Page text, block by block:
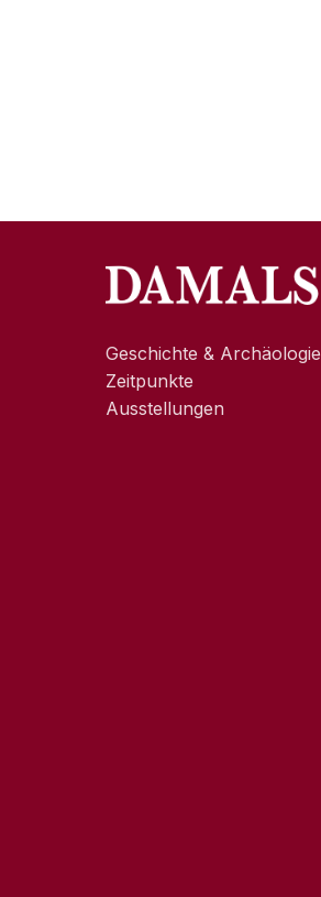
Geschichte & Archäologie
Zeitpunkte
Ausstellungen